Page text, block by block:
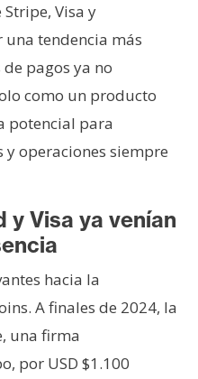
Visa y
tendencia más
pagos ya no
como un producto
potencial para
operaciones siempre
Visa ya venían
hacia la
A finales de 2024, la
una firma
por USD $1.100